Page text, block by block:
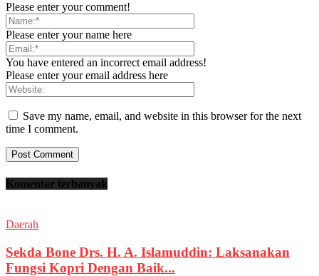
Please enter your comment!
Please enter your name here
You have entered an incorrect email address!
Please enter your email address here
Save my name, email, and website in this browser for the next
time I comment.
Komentar terbanyak
Daerah
Sekda Bone Drs. H. A. Islamuddin: Laksanakan
Fungsi Kopri Dengan Baik...